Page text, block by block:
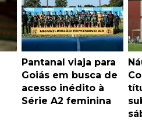
Pantanal viaja para
Goiás em busca de
acesso inédito à
Série A2 feminina